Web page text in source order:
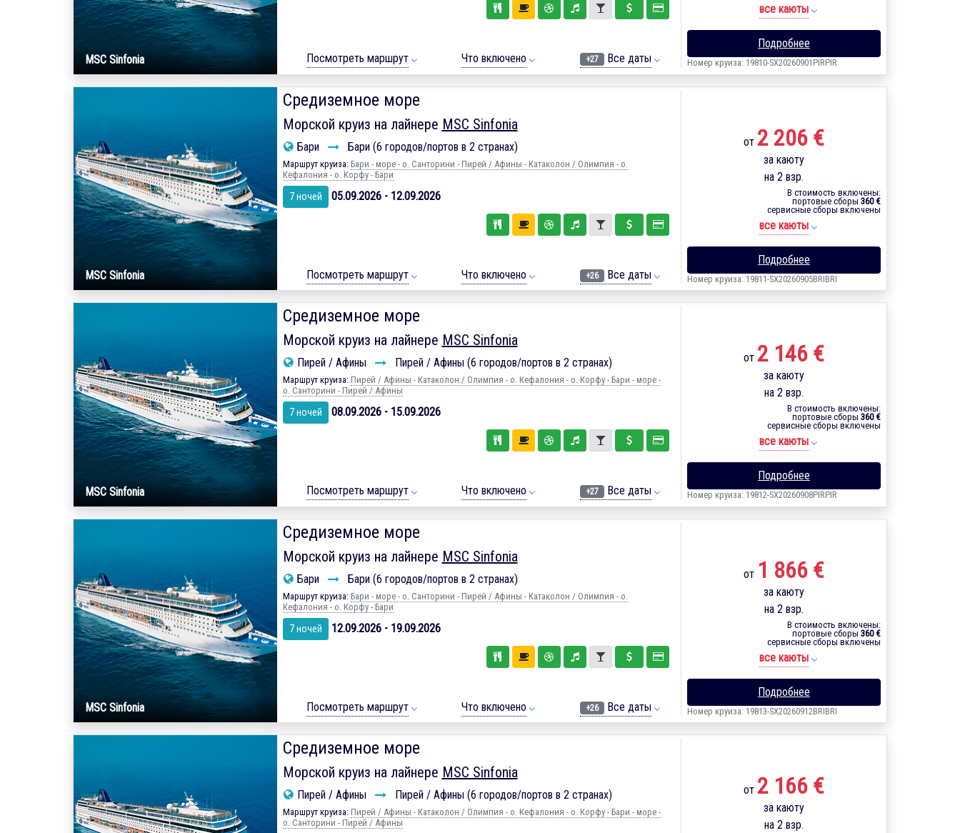
MSC Sinfonia Посмотреть маршрут Что включено +27 Все даты
все каюты
Подробнее
Номер круиза: 19810-SX20260901PIRPIR
MSC Sinfonia
Средиземное море
Морской круиз на лайнере MSC Sinfonia
Бари Бари (6 городов/портов в 2 странах)
Маршрут круиза: Бари - море - о. Санторини - Пирей / Афины - Катаколон / Олимпия - о.
Кефалония - о. Корфу - Бари
7 ночей 05.09.2026 - 12.09.2026
Посмотреть маршрут Что включено +26 Все даты
от 2 206 €
за каюту
на 2 взр.
В стоимость включены:
портовые сборы 360 €
сервисные сборы включены
все каюты
Подробнее
Номер круиза: 19811-SX20260905BRIBRI
MSC Sinfonia
Средиземное море
Морской круиз на лайнере MSC Sinfonia
Пирей / Афины Пирей / Афины (6 городов/портов в 2 странах)
Маршрут круиза: Пирей / Афины - Катаколон / Олимпия - о. Кефалония - о. Корфу - Бари - море -
о. Санторини - Пирей / Афины
7 ночей 08.09.2026 - 15.09.2026
Посмотреть маршрут Что включено +27 Все даты
от 2 146 €
за каюту
на 2 взр.
В стоимость включены:
портовые сборы 360 €
сервисные сборы включены
все каюты
Подробнее
Номер круиза: 19812-SX20260908PIRPIR
MSC Sinfonia
Средиземное море
Морской круиз на лайнере MSC Sinfonia
Бари Бари (6 городов/портов в 2 странах)
Маршрут круиза: Бари - море - о. Санторини - Пирей / Афины - Катаколон / Олимпия - о.
Кефалония - о. Корфу - Бари
7 ночей 12.09.2026 - 19.09.2026
Посмотреть маршрут Что включено +26 Все даты
от 1 866 €
за каюту
на 2 взр.
В стоимость включены:
портовые сборы 360 €
сервисные сборы включены
все каюты
Подробнее
Номер круиза: 19813-SX20260912BRIBRI
Средиземное море
Морской круиз на лайнере MSC Sinfonia
Пирей / Афины Пирей / Афины (6 городов/портов в 2 странах)
Маршрут круиза: Пирей / Афины - Катаколон / Олимпия - о. Кефалония - о. Корфу - Бари - море -
о. Санторини - Пирей / Афины
от 2 166 €
за каюту
на 2 взр.